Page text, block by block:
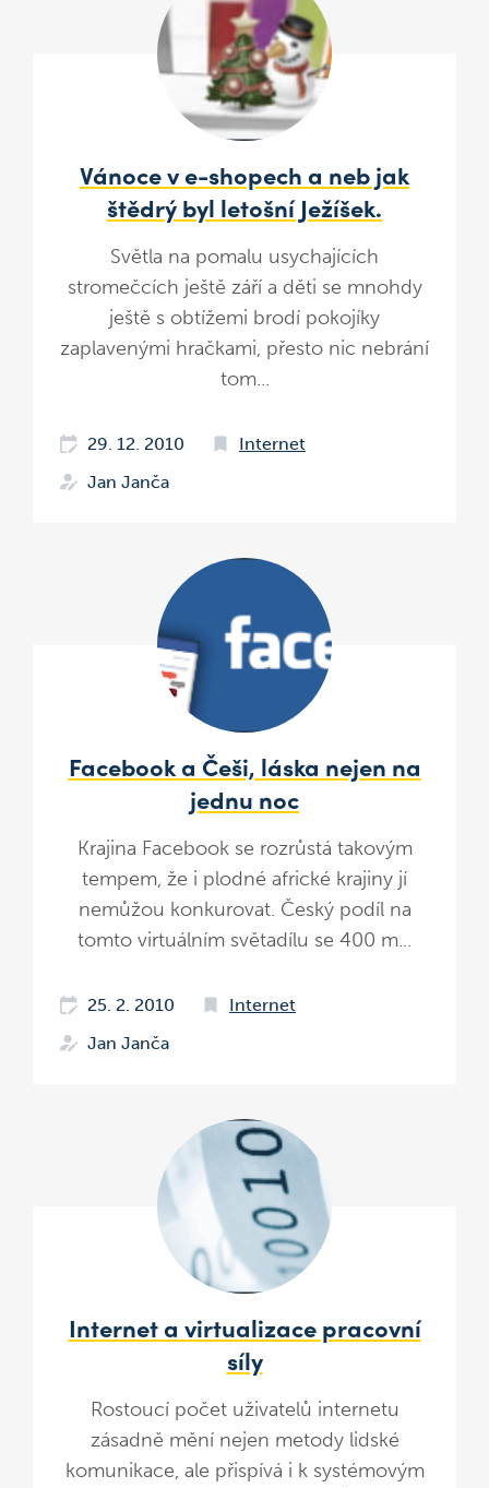
Vánoce v e-shopech a neb jak
štědrý byl letošní Ježíšek.
Světla na pomalu usychajících
stromečcích ještě září a děti se mnohdy
ještě s obtížemi brodí pokojíky
zaplavenými hračkami, přesto nic nebrání
tom...
29. 12. 2010
Internet
Jan Janča
Facebook a Češi, láska nejen na
jednu noc
Krajina Facebook se rozrůstá takovým
tempem, že i plodné africké krajiny jí
nemůžou konkurovat. Český podíl na
tomto virtuálním světadílu se 400 m...
25. 2. 2010
Internet
Jan Janča
Internet a virtualizace pracovní
síly
Rostoucí počet uživatelů internetu
zásadně mění nejen metody lidské
komunikace, ale přispívá i k systémovým